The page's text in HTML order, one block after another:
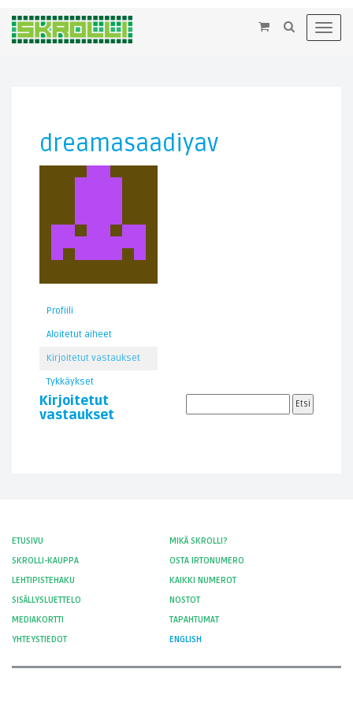
×
dreamasaadiyav
Profiili
Aloitetut aiheet
Kirjoitetut vastaukset
Tykkäykset
Kirjoitetut
vastaukset
ETUSIVU
MIKÄ SKROLLI?
SKROLLI-KAUPPA
OSTA IRTONUMERO
LEHTIPISTEHAKU
KAIKKI NUMEROT
SISÄLLYSLUETTELO
NOSTOT
MEDIAKORTTI
TAPAHTUMAT
YHTEYSTIEDOT
ENGLISH